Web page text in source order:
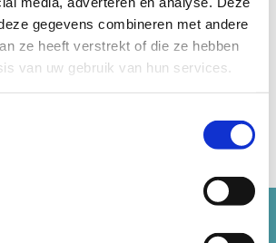
gegevens combineren met andere
ze heeft verstrekt of die ze hebben
van uw gebruik van hun services.